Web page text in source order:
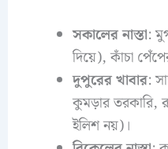
সকালের নাস্তা:
দিয়ে), কাঁচা
দুপুরের খাবার:
কুমড়ার তরকারি,
ইলিশ নয়)।